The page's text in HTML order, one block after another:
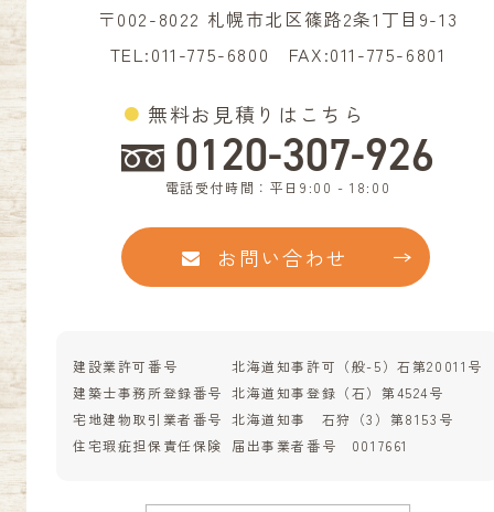
〒002-8022 札幌市北区篠路2条1丁目9-13
TEL:011-775-6800 FAX:011-775-6801
無料お見積りはこちら
0120-307-926
電話受付時間：平日9:00 - 18:00
お問い合わせ
建設業許可番号
北海道知事許可（般-5）石第20011号
建築士事務所登録番号 北海道知事登録（石）第4524号
宅地建物取引業者番号 北海道知事 石狩（3）第8153号
住宅瑕疵担保責任保険
届出事業者番号 0017661